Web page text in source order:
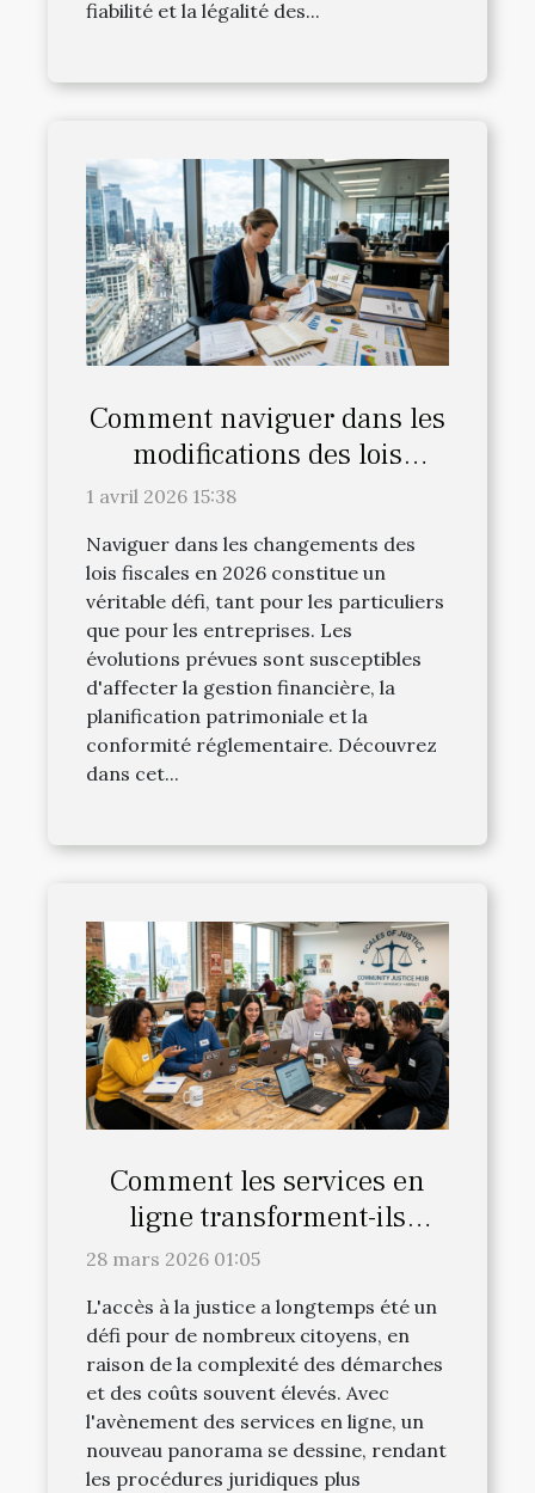
fiabilité et la légalité des...
Comment naviguer dans les
modifications des lois
fiscales en 2026 ?
1 avril 2026 15:38
Naviguer dans les changements des
lois fiscales en 2026 constitue un
véritable défi, tant pour les particuliers
que pour les entreprises. Les
évolutions prévues sont susceptibles
d'affecter la gestion financière, la
planification patrimoniale et la
conformité réglementaire. Découvrez
dans cet...
Comment les services en
ligne transforment-ils
l'accès à la justice ?
28 mars 2026 01:05
L'accès à la justice a longtemps été un
défi pour de nombreux citoyens, en
raison de la complexité des démarches
et des coûts souvent élevés. Avec
l'avènement des services en ligne, un
nouveau panorama se dessine, rendant
les procédures juridiques plus